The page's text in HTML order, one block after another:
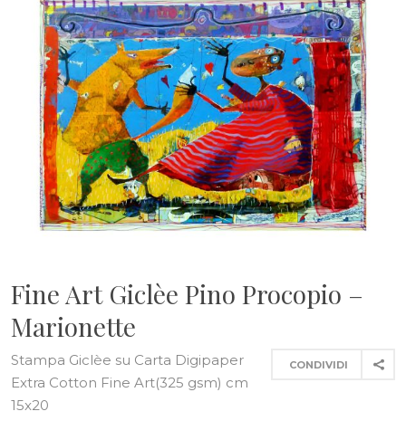
Fine Art Giclèe Pino Procopio –
Marionette
CONDIVIDI
Stampa Giclèe su Carta Digipaper
Extra Cotton Fine Art(325 gsm) cm
15x20